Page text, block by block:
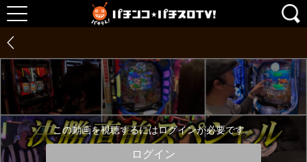
この動画を視聴するにはログインが必要です。
ログイン